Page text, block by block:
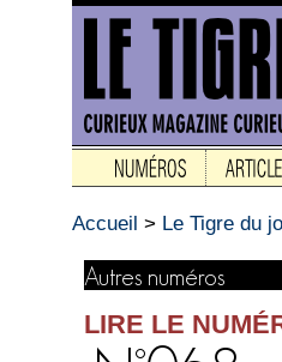
Accueil > Le Tigre du
LIRE LE